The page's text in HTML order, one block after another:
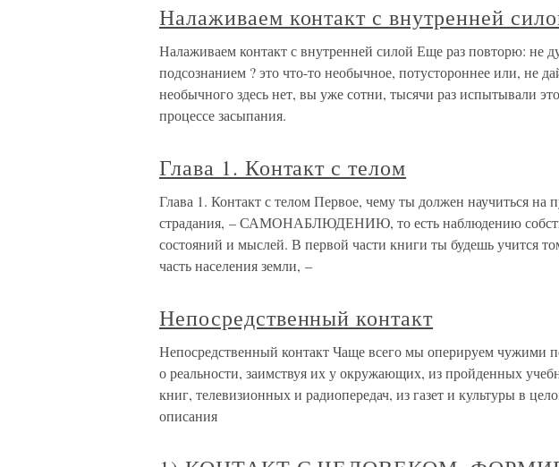
Налаживаем контакт с внутренней
Налаживаем контакт с внутренней силой Еще раз повторю: не
подсознанием ? это что-то необычное, потустороннее или, не
необычного здесь нет, вы уже сотни, тысячи раз испытывали
процессе засыпания.
Глава 1. Контакт с телом
Глава 1. Контакт с телом Первое, чему ты должен научиться на
страдания, – САМОНАБЛЮДЕНИЮ, то есть наблюдению
состояний и мыслей. В первой части книги ты будешь учится
часть населения земли, –
Непосредственный контакт
Непосредственный контакт Чаще всего мы оперируем чужими
о реальности, заимствуя их у окружающих, из пройденных
книг, телевизионных и радиопередач, из газет и культуры в
описания